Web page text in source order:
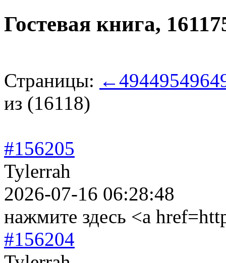
Гостевая книга,
Страницы: ←494495496
из (16118)
#156205
Tylerrah
2026-07-16 06:28:48
нажмите здесь <a
#156204